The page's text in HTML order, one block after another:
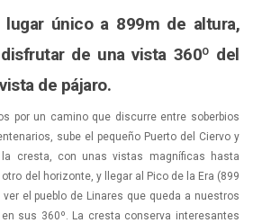
lugar único a 899m de altura,
de una vista 360º del
de pájaro.
por un camino que discurre entre soberbios
sube el pequeño Puerto del Ciervo y
cresta, con unas vistas magníficas hasta
del horizonte, y llegar al Pico de la Era (899
el pueblo de Linares que queda a nuestros
sus 360º. La cresta conserva interesantes